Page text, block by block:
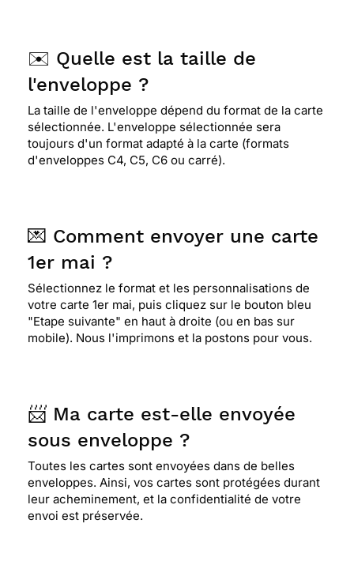
⭐⭐⭐⭐
Le 24/04/2016 : Elle symbolise bien le 1er
mai
⭐⭐⭐⭐
Le 27/04/2015 : C'est une carte toute
simple représentant bien pour la personne qui la
⭐⭐⭐⭐⭐ Le 02/05/2014 : carte Romantique
⭐⭐⭐⭐ Le 28/04/2014 : Parfait pour le 1er mai
⭐⭐⭐⭐⭐ Le 23/04/2014 : Bonjour isabelle, bonne
⭐⭐⭐⭐
Le 30/04/2013 : Je l ai choisi car si je ne
peux pas deposer un brin de muguet chez ma
maman au moins elle recevra une carte tres
fraiche et realiste
✉️ Quelle est la taille de
l'enveloppe ?
La taille de l'enveloppe dépend du format de la carte
sélectionnée. L'enveloppe sélectionnée sera
toujours d'un format adapté à la carte (formats
d'enveloppes C4, C5, C6 ou carré).
💌 Comment envoyer une carte
1er mai ?
Sélectionnez le format et les personnalisations de
votre carte 1er mai, puis cliquez sur le bouton bleu
"Etape suivante" en haut à droite (ou en bas sur
mobile). Nous l'imprimons et la postons pour vous.
📨 Ma carte est-elle envoyée
sous enveloppe ?
Toutes les cartes sont envoyées dans de belles
enveloppes. Ainsi, vos cartes sont protégées durant
leur acheminement, et la confidentialité de votre
envoi est préservée.